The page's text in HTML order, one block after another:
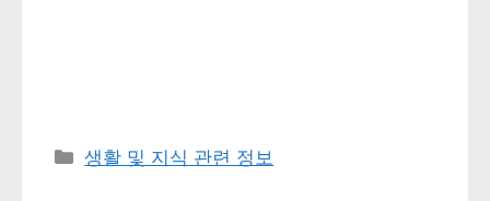
카테고리
생활 및 지식 관련 정보